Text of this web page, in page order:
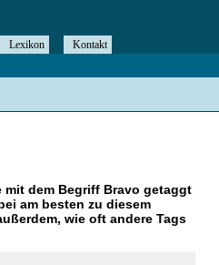
mit dem Begriff Bravo getaggt
am besten zu diesem
wie oft andere Tags
Lexikon
Kontakt